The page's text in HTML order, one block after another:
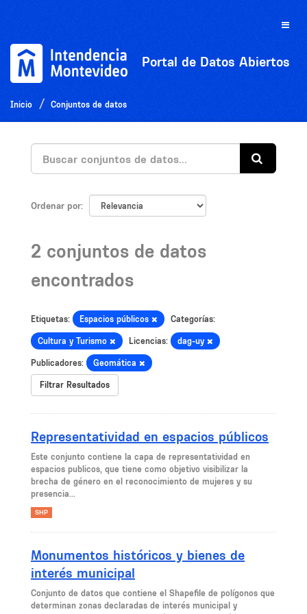
Toggle
Portal de Datos Abiertos
Inicio Conjuntos de datos
Ordenar por
2 conjuntos de datos
encontrados
Etiquetas: Espacios públicos Categorías:
Cultura y Turismo Licencias: dag-uy
Publicadores: Geomática
Filtrar Resultados
Representatividad en espacios públicos
Este conjunto contiene la capa de representatividad en
espacios publicos, que tiene como objetivo visibilizar la
brecha de género en el reconocimiento de mujeres y su
presencia...
SHP
Monumentos históricos y bienes de
interés municipal
Conjunto de datos que contiene el Shapefile de polígonos que
determinan zonas declaradas de interés municipal y